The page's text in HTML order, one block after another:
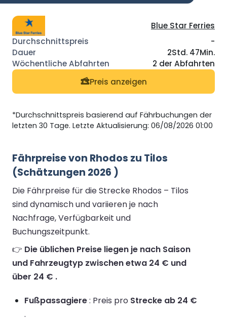
Blue Star Ferries
-
2Std. 47Min.
2 der Abfahrten
Preis anzeigen
*Durchschnittspreis basierend auf Fährbuchungen der
letzten 30 Tage. Letzte Aktualisierung: 06/08/2026 01:00
Fährpreise von Rhodos zu Tilos
(Schätzungen 2026 )
Die Fährpreise für die Strecke Rhodos – Tilos
sind dynamisch und variieren je nach
Nachfrage, Verfügbarkeit und
Buchungszeitpunkt.
👉 Die üblichen Preise liegen je nach Saison
und Fahrzeugtyp zwischen etwa 24 € und
über 24 € .
Fußpassagiere: Preis pro Strecke ab 24 €
.